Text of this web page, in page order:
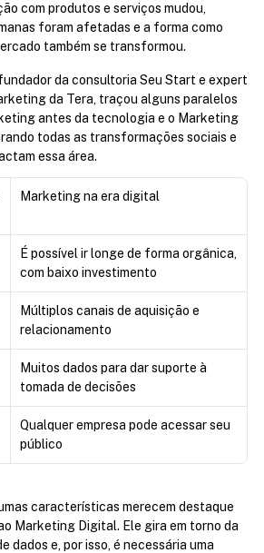
com produtos e serviços mudou,
foram afetadas e a forma como
também se transformou.
da consultoria Seu Start e expert
da Tera, traçou alguns paralelos
antes da tecnologia e o Marketing
todas as transformações sociais e
essa área.
Marketing na era digital
É possível ir longe de forma orgânica,
com baixo investimento
Múltiplos canais de aquisição e
relacionamento
Muitos dados para dar suporte à
tomada de decisões
Qualquer empresa pode acessar seu
público
características merecem destaque
Marketing Digital. Ele gira em torno da
dados e, por isso, é necessária uma